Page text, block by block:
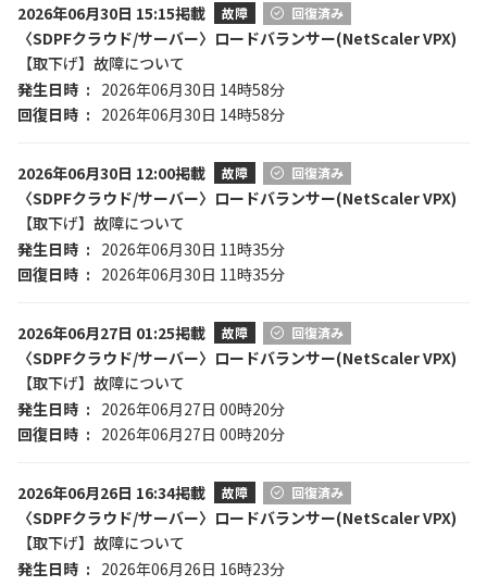
2026年06月30日 15:15掲載 故障 回復済み
〈SDPFクラウド/サーバー〉ロードバランサー(NetScaler VPX)
【取下げ】故障について
発生日時
2026年06月30日 14時58分
回復日時
2026年06月30日 14時58分
2026年06月30日 12:00掲載 故障 回復済み
〈SDPFクラウド/サーバー〉ロードバランサー(NetScaler VPX)
【取下げ】故障について
発生日時
2026年06月30日 11時35分
回復日時
2026年06月30日 11時35分
2026年06月27日 01:25掲載 故障 回復済み
〈SDPFクラウド/サーバー〉ロードバランサー(NetScaler VPX)
【取下げ】故障について
発生日時
2026年06月27日 00時20分
回復日時
2026年06月27日 00時20分
2026年06月26日 16:34掲載 故障 回復済み
〈SDPFクラウド/サーバー〉ロードバランサー(NetScaler VPX)
【取下げ】故障について
発生日時
2026年06月26日 16時23分